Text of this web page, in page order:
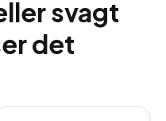
svagt
det